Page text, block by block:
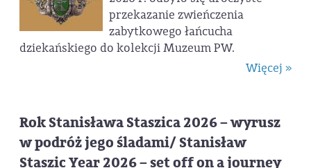
przekazanie zwieńczenia
zabytkowego łańcucha
dziekańskiego do kolekcji Muzeum PW.
Więcej »
Rok Stanisława Staszica 2026 – wyrusz
w podróż jego śladami/ Stanisław
Staszic Year 2026 – set off on a journey